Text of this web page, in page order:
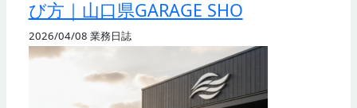
び方｜山口県GARAGE SHO
2026/04/08 業務日誌